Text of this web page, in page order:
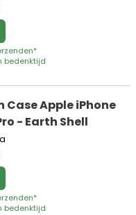
bedenktijd
Case Apple iPhone
- Earth Shell
bedenktijd